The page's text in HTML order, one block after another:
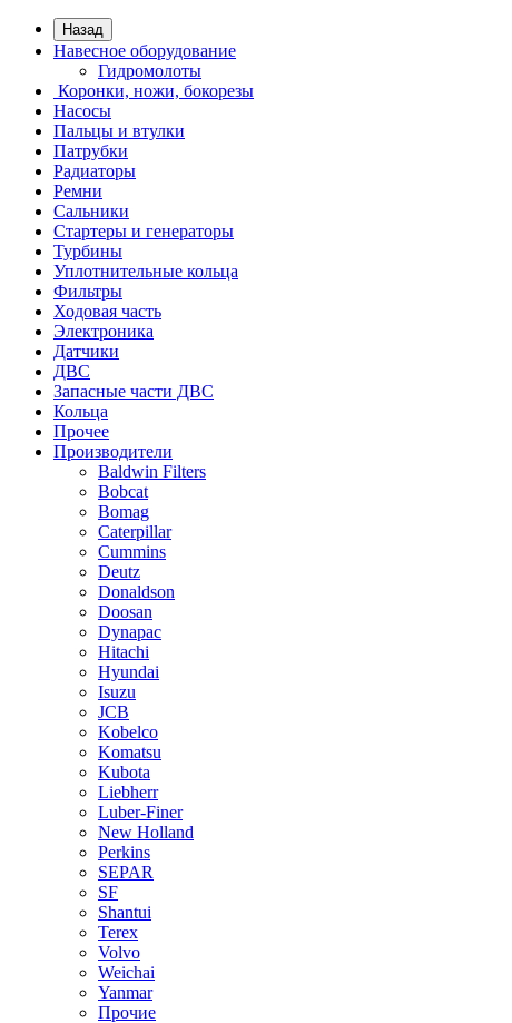
Назад
Навесное оборудование
Гидромолоты
Коронки, ножи, бокорезы
Насосы
Пальцы и втулки
Патрубки
Радиаторы
Ремни
Сальники
Стартеры и генераторы
Турбины
Уплотнительные кольца
Фильтры
Ходовая часть
Электроника
Датчики
ДВС
Запасные части ДВС
Кольца
Прочее
Производители
Baldwin Filters
Bobcat
Bomag
Caterpillar
Cummins
Deutz
Donaldson
Doosan
Dynapac
Hitachi
Hyundai
Isuzu
JCB
Kobelco
Komatsu
Kubota
Liebherr
Luber-Finer
New Holland
Perkins
SEPAR
SF
Shantui
Terex
Volvo
Weichai
Yanmar
Прочие